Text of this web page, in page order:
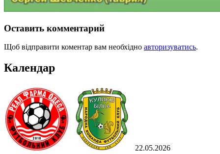
Оставить комментарий
Щоб відправити коментар вам необхідно авторизуватись.
Календар
22.05.2026